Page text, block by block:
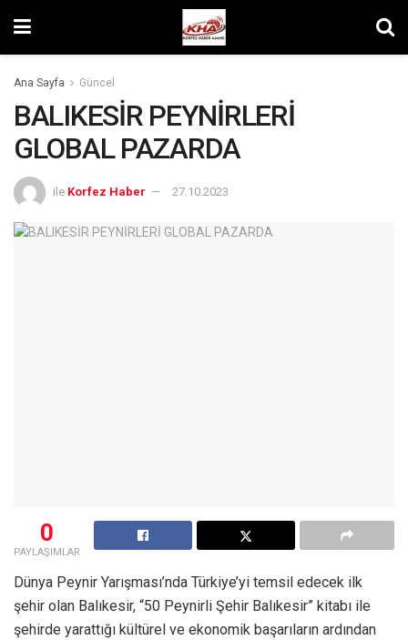
Ana Sayfa Güncel
BALIKESİR PEYNİRLERİ
GLOBAL PAZARDA
ile Korfez Haber 27.10.2023
0
PAYLAŞIMLAR
Dünya Peynir Yarışması’nda Türkiye’yi temsil edecek ilk
şehir olan Balıkesir, “50 Peynirli Şehir Balıkesir” kitabı ile
şehirde yarattığı kültürel ve ekonomik başarıların ardından